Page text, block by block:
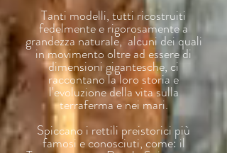
Tanti modelli, tutti ricostruiti
fedelmente e rigorosamente a
grandezza naturale, alcuni dei quali
in movimento oltre ad essere di
dimensioni gigantesche, ci
raccontano la loro storia e
l'evoluzione della vita sulla
terraferma e nei mari.
Spiccano i rettili preistorici più
famosi e conosciuti, come: il